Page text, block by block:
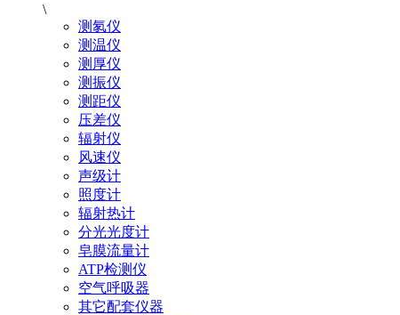
\
测氡仪
测温仪
测厚仪
测振仪
测距仪
压差仪
辐射仪
风速仪
声级计
照度计
辐射热计
分光光度计
皂膜流量计
ATP检测仪
空气呼吸器
其它配套仪器